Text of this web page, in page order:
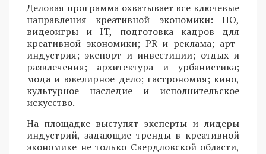
Деловая программа охватывает все ключевые
направления креативной экономики: ПО,
видеоигры и IT, подготовка кадров для
креативной экономики; PR и реклама; арт-
индустрия; экспорт и инвестиции; отдых и
развлечения; архитектура и урбанистика;
мода и ювелирное дело; гастрономия; кино,
культурное наследие и исполнительское
искусство.
На площадке выступят эксперты и лидеры
индустрий, задающие тренды в креативной
экономике не только Свердловской области,